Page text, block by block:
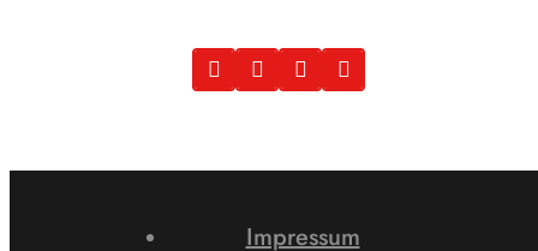
Impressum